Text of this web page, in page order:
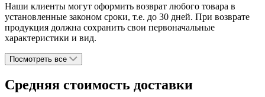
Наши клиенты могут оформить возврат любого товара в
установленные законом сроки, т.е. до 30 дней. При возврате
продукция должна сохранить свои первоначальные
характеристики и вид.
Посмотреть все
Средняя стоимость доставки